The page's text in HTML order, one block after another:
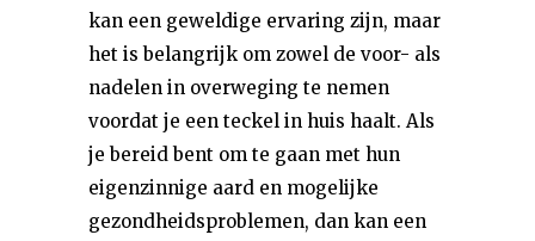
kan een geweldige ervaring zijn, maar
het is belangrijk om zowel de voor- als
nadelen in overweging te nemen
voordat je een teckel in huis haalt. Als
je bereid bent om te gaan met hun
eigenzinnige aard en mogelijke
gezondheidsproblemen, dan kan een